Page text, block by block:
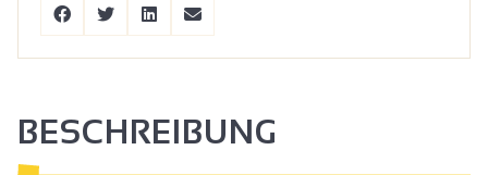
BESCHREIBUNG